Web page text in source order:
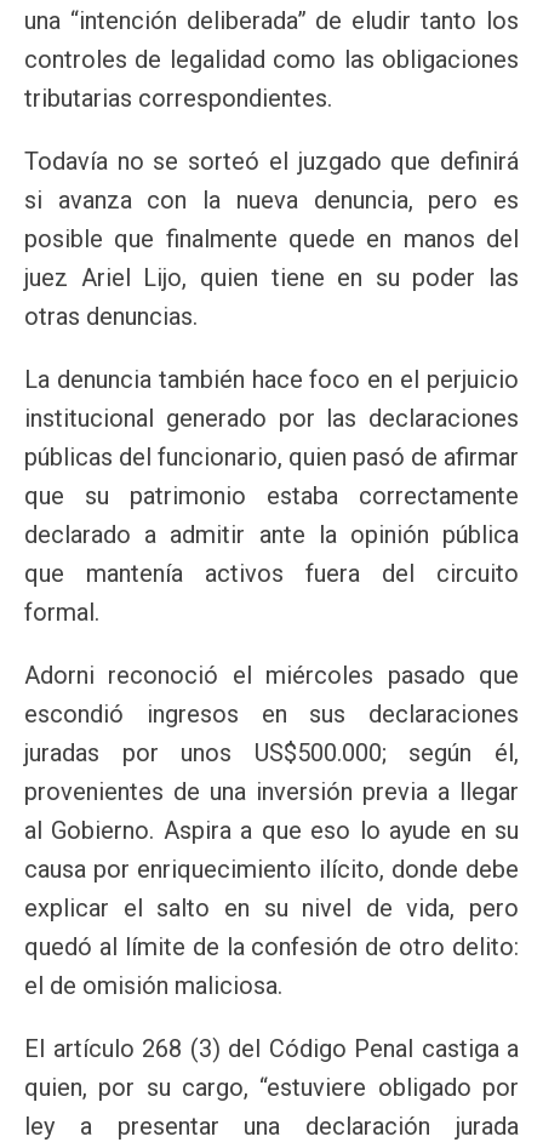
una “intención deliberada” de eludir tanto los
controles de legalidad como las obligaciones
tributarias correspondientes.
Todavía no se sorteó el juzgado que definirá
si avanza con la nueva denuncia, pero es
posible que finalmente quede en manos del
juez Ariel Lijo, quien tiene en su poder las
otras denuncias.
La denuncia también hace foco en el perjuicio
institucional generado por las declaraciones
públicas del funcionario, quien pasó de afirmar
que su patrimonio estaba correctamente
declarado a admitir ante la opinión pública
que mantenía activos fuera del circuito
formal.
Adorni reconoció el miércoles pasado que
escondió ingresos en sus declaraciones
juradas por unos US$500.000; según él,
provenientes de una inversión previa a llegar
al Gobierno. Aspira a que eso lo ayude en su
causa por enriquecimiento ilícito, donde debe
explicar el salto en su nivel de vida, pero
quedó al límite de la confesión de otro delito:
el de omisión maliciosa.
El artículo 268 (3) del Código Penal castiga a
quien, por su cargo, “estuviere obligado por
ley a presentar una declaración jurada